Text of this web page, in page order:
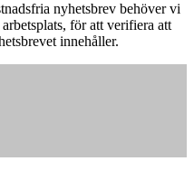
nyhetsbrev behöver vi
för att verifiera att
innehåller.